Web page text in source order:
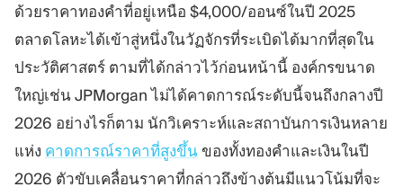
ด้วยราคาทองคำที่อยู่เหนือ $4,000/ออนซ์ในปี 2025
ตลาดโลหะได้เข้าสู่หนึ่งในวัฏจักรที่ระเบิดได้มากที่สุดใน
ประวัติศาสตร์ ตามที่ได้กล่าวไว้ก่อนหน้านี้ องค์กรขนาด
ใหญ่เช่น JPMorgan ไม่ได้คาดการณ์ระดับนี้จนถึงกลางปี
2026 อย่างไรก็ตาม นักวิเคราะห์และสถาบันการเงินหลาย
แห่ง คาดการณ์ราคาที่สูงขึ้น ของทั้งทองคำและเงินในปี
2026 ตัวขับเคลื่อนราคาที่กล่าวถึงข้างต้นมีแนวโน้มที่จะ